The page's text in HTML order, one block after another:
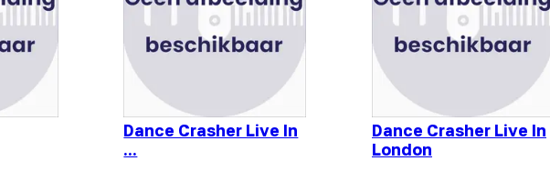
Dance Crasher Live In
...
Dance Crasher Live In
London